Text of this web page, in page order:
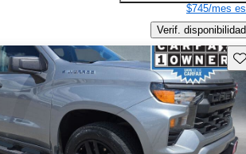
$745/mes
Verif. disponibilidad